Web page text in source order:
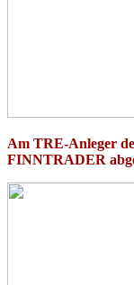
Am TRE-Anleger
FINNTRADER